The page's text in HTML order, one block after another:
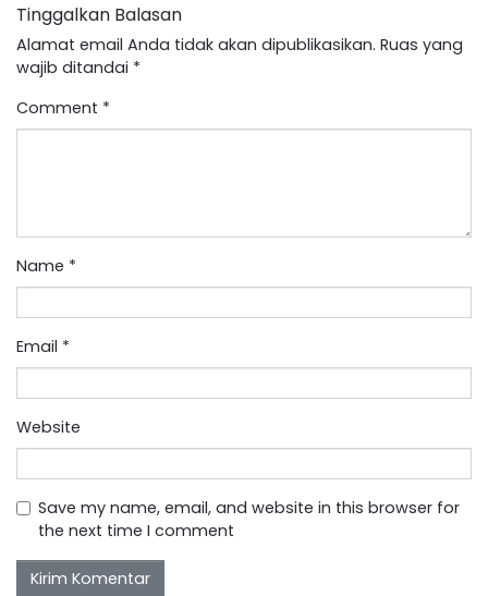
Tinggalkan Balasan
Alamat email Anda tidak akan dipublikasikan. Ruas yang
wajib ditandai *
Comment *
Name *
Email *
Website
Save my name, email, and website in this browser for
the next time I comment